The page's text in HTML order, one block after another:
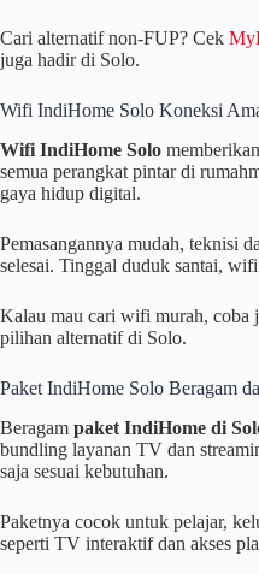
Cari alternatif non-FUP? Cek
juga hadir di Solo.
Wifi IndiHome Solo Koneksi
Wifi IndiHome Solo
semua perangkat pintar di
gaya hidup digital.
Pemasangannya mudah, teknisi
selesai. Tinggal duduk santai,
Kalau mau cari wifi murah, coba
pilihan alternatif di Solo.
Paket IndiHome Solo Beragam
Beragam paket IndiHome di
bundling layanan TV dan
saja sesuai kebutuhan.
Paketnya cocok untuk pelajar,
seperti TV interaktif dan akses